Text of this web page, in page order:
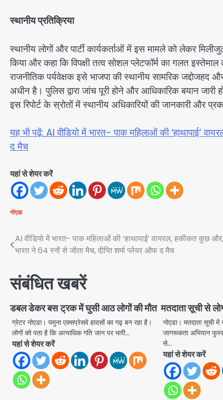
स्थानीय प्रतिक्रिया
स्थानीय लोगों और पार्टी कार्यकर्ताओं में इस मामले को लेकर
किया और कहा कि विपक्षी तत्व सोशल प्लेटफॉर्म का गलत
राजनीतिक पर्यवेक्षक इसे भाजपा की स्थानीय सामरिक
अधीन है। पुलिस द्वारा जांच पूरी होने और आधिकारिक बयान
इस रिपोर्ट के स्रोतों में स्थानीय अधिकारियों की जानकारी और
यह भी पढ़ें: AI वीडियो में भारत- पाक महिलाओं की ‘हाथापाई’
द मैच
यहां से शेयर करें
नोएडा
Post
navigation
AI वीडियो में भारत- पाक महिलाओं की ‘हाथापाई’ वायरल, हकीकत कुछ और,
भारत ने 64 रनों से जीता मैच, दीप्ति शर्मा प्लेयर ऑफ द मैच
संबंधित खबरें
डबल डेकर बस ट्रक में घुसी आठ लोगों की मौत
ग्रेटर नोएडा। यमुना एक्सप्रेसवे हादसों का गढ़ बन रहा है।
लोगों को पता है कि अत्याधिक गति जान पर भारी…
यहां से शेयर करें
मतदाता सूची से
नोएडा। मतदाता सूची में
जागरूकता अभियान
से…
यहां से शेयर करें